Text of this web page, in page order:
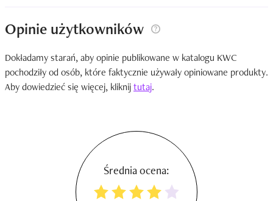
Opinie użytkowników
Dokładamy starań, aby opinie publikowane w katalogu KWC
pochodziły od osób, które faktycznie używały opiniowane produkty.
Aby dowiedzieć się więcej, kliknijtutaj.
Średnia ocena: